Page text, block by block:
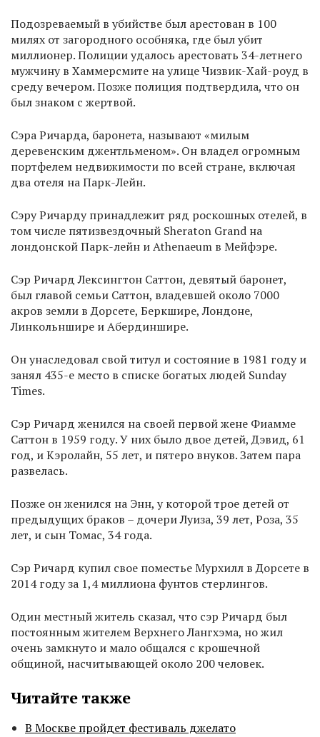
Подозреваемый в убийстве был арестован в 100
милях от загородного особняка, где был убит
миллионер. Полиции удалось арестовать 34-летнего
мужчину в Хаммерсмите на улице Чизвик-Хай-роуд в
среду вечером. Позже полиция подтвердила, что он
был знаком с жертвой.
Сэра Ричарда, баронета, называют «милым
деревенским джентльменом». Он владел огромным
портфелем недвижимости по всей стране, включая
два отеля на Парк-Лейн.
Сэру Ричарду принадлежит ряд роскошных отелей, в
том числе пятизвездочный Sheraton Grand на
лондонской Парк-лейн и Athenaeum в Мейфэре.
Сэр Ричард Лексингтон Саттон, девятый баронет,
был главой семьи Саттон, владевшей около 7000
акров земли в Дорсете, Беркшире, Лондоне,
Линкольншире и Абердиншире.
Он унаследовал свой титул и состояние в 1981 году и
занял 435-е место в списке богатых людей Sunday
Times.
Сэр Ричард женился на своей первой жене Фиамме
Саттон в 1959 году. У них было двое детей, Дэвид, 61
год, и Кэролайн, 55 лет, и пятеро внуков. Затем пара
развелась.
Позже он женился на Энн, у которой трое детей от
предыдущих браков – дочери Луиза, 39 лет, Роза, 35
лет, и сын Томас, 34 года.
Сэр Ричард купил свое поместье Мурхилл в Дорсете в
2014 году за 1,4 миллиона фунтов стерлингов.
Один местный житель сказал, что сэр Ричард был
постоянным жителем Верхнего Лангхэма, но жил
очень замкнуто и мало общался с крошечной
общиной, насчитывающей около 200 человек.
Читайте также
В Москве пройдет фестиваль джелато